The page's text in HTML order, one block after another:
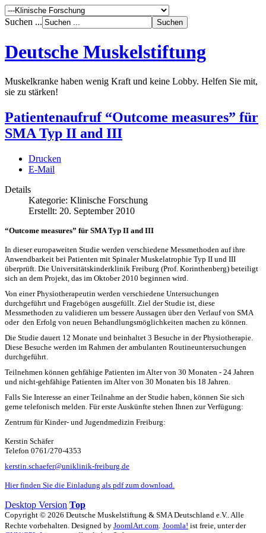
Suchen ...
Deutsche Muskelstiftung
Muskelkranke haben wenig Kraft und keine Lobby. Helfen Sie mit,
sie zu stärken!
Patientenaufruf “Outcome measures” für
SMA Typ II and III
Drucken
E-Mail
Details
Kategorie: Klinische Forschung
Erstellt: 20. September 2010
“Outcome measures” für SMA Typ II and III
In dieser europaweiten Studie werden verschiedene Messmethoden auf ihre
Anwendbarkeit bei Patienten mit Spinaler Muskelatrophie Typ II und III
überprüft. Die Universitätskinderklinik Freiburg (Prof. Korinthenberg) beteiligt
sich an dem Projekt, das im Oktober 2010 beginnen wird.
Von einer Physiotherapeutin werden verschiedene Untersuchungen
durchgeführt und Fragebögen ausgefüllt. Ziel der Studie ist, diese
Messmethoden zu validieren um bessere Aussagen über den Verlauf von SMA
oder den Erfolg von neuen Behandlungsmöglichkeiten machen zu können.
Die Studie dauert 12 Monate und beinhaltet 3 Besuche in der Physiotherapie.
Diese Besuche werden im Rahmen der ambulanten Routineuntersuchungen
durchgeführt.
Teilnehmen können gehfähige Patienten im Alter von 30 Monaten - 24 Jahren
und nicht-gehfähige Patienten im Alter von 30 Monaten bis 18 Jahren.
Falls Sie Interesse an einer Teilnahme an der Studie haben, können Sie sich
gerne telefonisch melden. Für erste Auskünfte stehen Ihnen zur Verfügung:
Zentrum für Kinder- und Jugendmedizin Freiburg:
Kerstin Schäfer
Telefon 0761/270-4353
kerstin.schaefer@uniklinik-freiburg.de
Hier finden Sie die Einladung als pdf zum download.
Desktop Version Top
Copyright © 2026 Deutsche Muskelstiftung & SMA Deutschland e.V.. Alle
Rechte vorbehalten. Designed by JoomlArt.com Joomla! ist freie, unter der